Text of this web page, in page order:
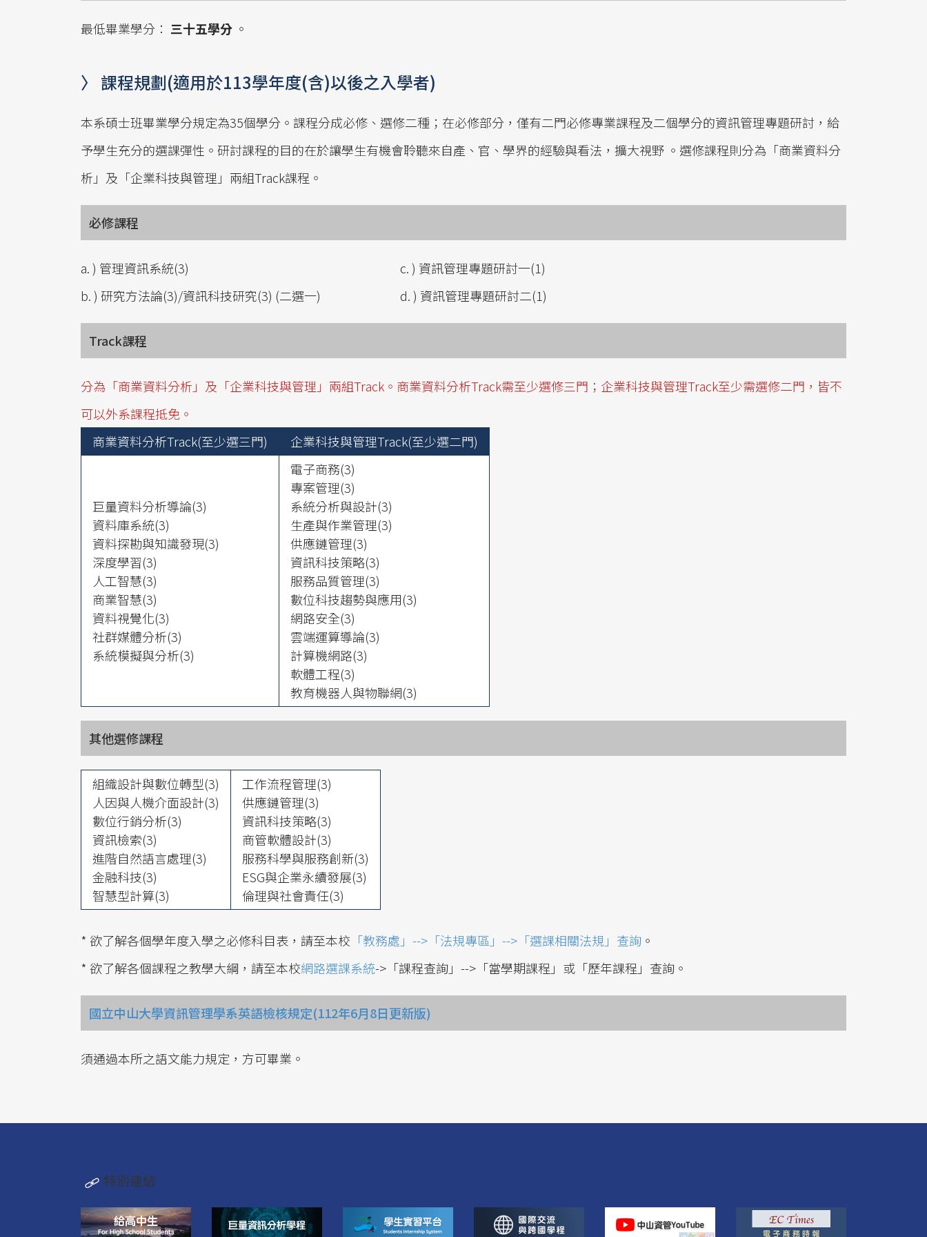
最低畢業學分： 三十五學分 。
〉 課程規劃(適用於113學年度(含)以後之入學者)
本系碩士班畢業學分規定為35個學分。課程分成必修、選修二種；在必修部分，僅有二門必修專業課程及二個學分的資訊管理專題研討，給
予學生充分的選課彈性。研討課程的目的在於讓學生有機會聆聽來自產、官、學界的經驗與看法，擴大視野 。選修課程則分為「商業資料分
析」及「企業科技與管理」兩組Track課程。
必修課程
a. ) 管理資訊系統(3)
c. ) 資訊管理專題研討一(1)
b. ) 研究方法論(3)/資訊科技研究(3) (二選一)
d. ) 資訊管理專題研討二(1)
Track課程
分為「商業資料分析」及「企業科技與管理」兩組Track。商業資料分析Track需至少選修三門；企業科技與管理Track至少需選修二門，皆不
可以外系課程抵免。
商業資料分析Track(至少選三門)
企業科技與管理Track(至少選二門)
巨量資料分析導論(3)
資料庫系統(3)
資料探勘與知識發現(3)
深度學習(3)
人工智慧(3)
商業智慧(3)
資料視覺化(3)
社群媒體分析(3)
系統模擬與分析(3)
電子商務(3)
專案管理(3)
系統分析與設計(3)
生產與作業管理(3)
供應鏈管理(3)
資訊科技策略(3)
服務品質管理(3)
數位科技趨勢與應用(3)
網路安全(3)
雲端運算導論(3)
計算機網路(3)
軟體工程(3)
教育機器人與物聯網(3)
其他選修課程
組織設計與數位轉型(3)
人因與人機介面設計(3)
數位行銷分析(3)
資訊檢索(3)
進階自然語言處理(3)
金融科技(3)
智慧型計算(3)
工作流程管理(3)
供應鏈管理(3)
資訊科技策略(3)
商管軟體設計(3)
服務科學與服務創新(3)
ESG與企業永續發展(3)
倫理與社會責任(3)
* 欲了解各個學年度入學之必修科目表，請至本校 「教務處」-->「法規專區」-->「選課相關法規」查詢 。
* 欲了解各個課程之教學大綱，請至本校網路選課系統->「課程查詢」-->「當學期課程」或「歷年課程」查詢。
國立中山大學資訊管理學系英語檢核規定(112年6月8日更新版)
須通過本所之語文能力規定，方可畢業。
特別連結